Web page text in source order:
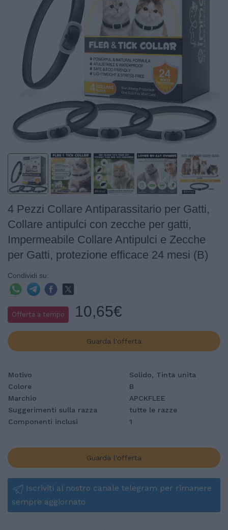
4 Pezzi Collare Antiparassitario per Gatti,
Collare antipulci con zecche per gatti,
Impermeabile Collare Antipulci e Zecche
per Gatti, protezione efficace 24 mesi (B)
Condividi su:
Offerta a tempo 10,65€
Guarda l'offerta
Motivo
Solido, Tinta unita
Colore
B
Marchio
APCKFLEE
Suggerimenti sulla razza
tutte le razze
Componenti inclusi
1
Guarda l'offerta
Iscriviti al nostro canale telegram per rimanere
sempre aggiornato